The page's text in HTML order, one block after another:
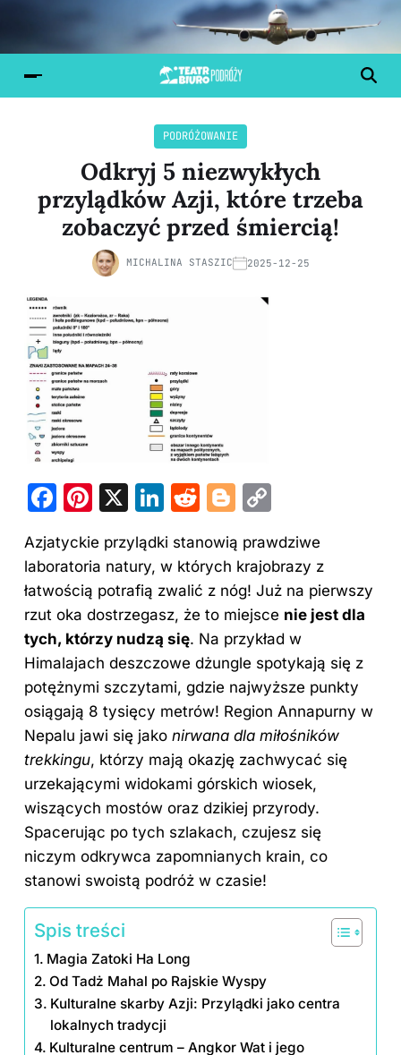
PODRÓŻOWANIE
Odkryj 5 niezwykłych
przylądków Azji, które trzeba
zobaczyć przed śmiercią!
MICHALINA STASZIC 2025-12-25
F
c
e
b
o
o
k
Pi
er
e
st
X
Li
k
e
dI
n
R
d
di
t
Bl
g
g
er
p
y
Li
n
k
Azjatyckie przylądki stanowią prawdziwe
laboratoria natury, w których krajobrazy z
łatwością potrafią zwalić z nóg! Już na pierwszy
rzut oka dostrzegasz, że to miejsce nie jest dla
tych, którzy nudzą się. Na przykład w
Himalajach deszczowe dżungle spotykają się z
potężnymi szczytami, gdzie najwyższe punkty
osiągają 8 tysięcy metrów! Region Annapurny w
Nepalu jawi się jako nirwana dla miłośników
trekkingu, którzy mają okazję zachwycać się
urzekającymi widokami górskich wiosek,
wiszących mostów oraz dzikiej przyrody.
Spacerując po tych szlakach, czujesz się
niczym odkrywca zapomnianych krain, co
stanowi swoistą podróż w czasie!
Spis treści
Magia Zatoki Ha Long
Od Tadż Mahal po Rajskie Wyspy
Kulturalne skarby Azji: Przylądki jako centra
lokalnych tradycji
Kulturalne centrum – Angkor Wat i jego